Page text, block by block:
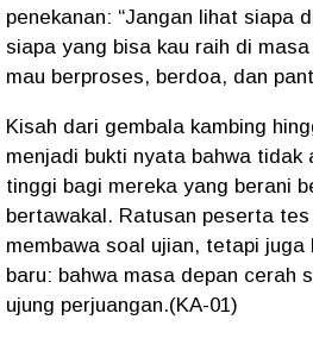
penekanan: “Jangan lihat siapa
siapa yang bisa kau raih di
mau berproses, berdoa, dan
Kisah dari gembala kambing
menjadi bukti nyata bahwa tidak
tinggi bagi mereka yang berani
bertawakal. Ratusan peserta
membawa soal ujian, tetapi juga
baru: bahwa masa depan cerah
ujung perjuangan.(KA-01)